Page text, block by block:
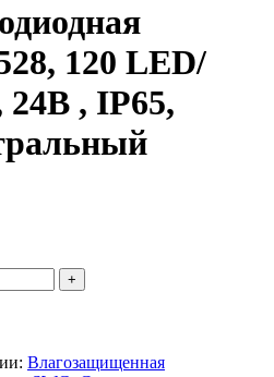
120 LED/
, IP65,
Влагозащищенная